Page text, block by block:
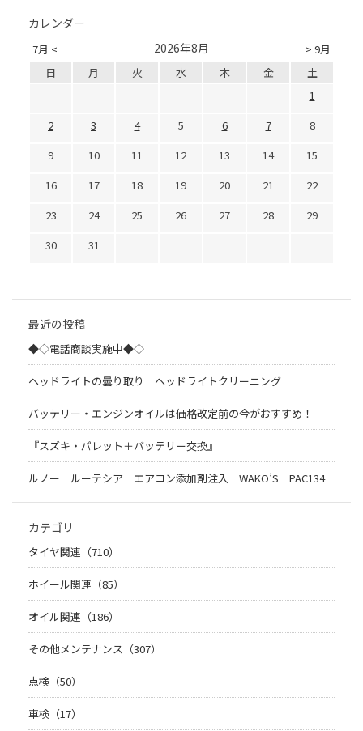
カレンダー
7月 < > 9月
2026年8月
日 月 火 水 木 金
土
1
2
3 4 5 6 7
8
9
10 11 12 13 14
15
16
17 18 19 20 21
22
23
24 25 26 27 28
29
30
31
最近の投稿
◆◇電話商談実施中◆◇
ヘッドライトの曇り取り ヘッドライトクリーニング
バッテリー・エンジンオイルは価格改定前の今がおすすめ！
『スズキ・パレット＋バッテリー交換』
ルノー ルーテシア エアコン添加剤注入 WAKO’S PAC134
カテゴリ
タイヤ関連（710）
ホイール関連（85）
オイル関連（186）
その他メンテナンス（307）
点検（50）
車検（17）